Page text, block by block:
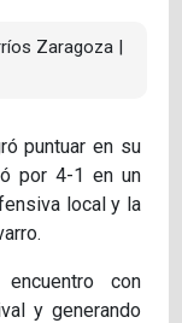
Zaragoza |
puntuar en su
por 4-1 en un
local y la
con
y generando